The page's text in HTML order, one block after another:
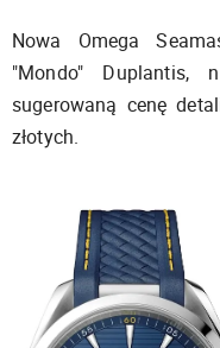
Nowa Omega
"Mondo" Duplantis,
sugerowaną cenę
złotych.